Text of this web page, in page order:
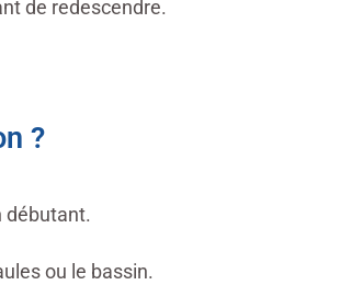
de redescendre.
?
débutant.
ou le bassin.